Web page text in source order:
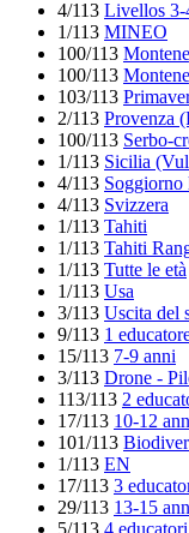
4/113 Livellos 3-
1/113 MINEO
100/113
100/113
103/113
2/113 Provenza
100/113 Serbo-
1/113 Sicilia
4/113 Soggiorno
4/113 Svizzera
1/113 Tahiti
1/113 Tahiti
1/113 Tutte le età
1/113 Usa
3/113 Uscita del
9/113 1
15/113 7-9 anni
3/113 Drone -
113/113 2
17/113 10-12
101/113
1/113 EN
17/113 3
29/113 13-15
5/113 4